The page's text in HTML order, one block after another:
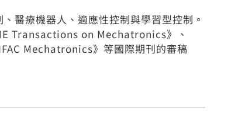
療機器人、適應性控制與學習型控制。
Transactions on Mechatronics》、
Mechatronics》等國際期刊的審稿